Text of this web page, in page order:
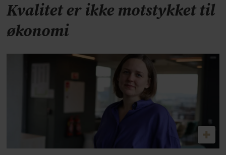
Kvalitet er ikke motstykket til
økonomi